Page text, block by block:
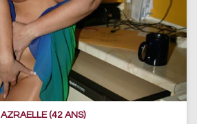
AZRAELLE (42 ANS)